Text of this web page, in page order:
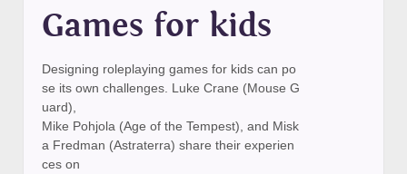
Games for kids
Designing roleplaying games for kids can po
se its own challenges. Luke Crane (Mouse G
uard),
Mike Pohjola (Age of the Tempest), and Misk
a Fredman (Astraterra) share their experien
ces on